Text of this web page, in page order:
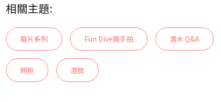
相關主題:
廢片系列 Fun Dive隨手拍 潛水 Q&A
側掛 潛旅